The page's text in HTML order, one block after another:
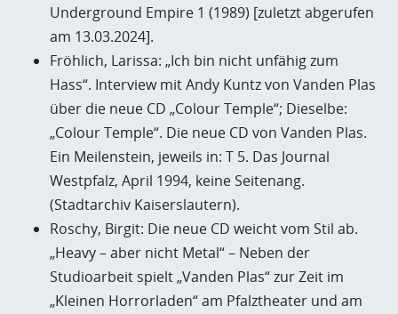
Underground Empire 1 (1989) [zuletzt abgerufen
am 13.03.2024].
Fröhlich, Larissa: „Ich bin nicht unfähig zum
Hass“. Interview mit Andy Kuntz von Vanden Plas
über die neue CD „Colour Temple“; Dieselbe:
„Colour Temple“. Die neue CD von Vanden Plas.
Ein Meilenstein, jeweils in: T 5. Das Journal
Westpfalz, April 1994, keine Seitenang.
(Stadtarchiv Kaiserslautern).
Roschy, Birgit: Die neue CD weicht vom Stil ab.
„Heavy – aber nicht Metal“ – Neben der
Studioarbeit spielt „Vanden Plas“ zur Zeit im
„Kleinen Horrorladen“ am Pfalztheater und am